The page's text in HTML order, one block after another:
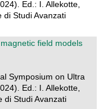
Ed.: I. Allekotte,
di Studi Avanzati
field models
Symposium on Ultra
Ed.: I. Allekotte,
di Studi Avanzati